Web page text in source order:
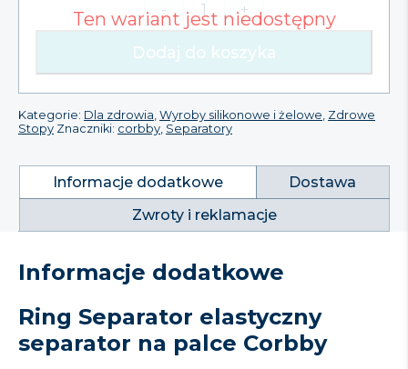
ilość
Ring
Separator
elastyczny
palce
Corbby
- +
Dodaj do koszyka
Kategorie: Dla zdrowia Wyroby silikonowe i żelowe Zdrowe
Stopy Znaczniki: corbby Separatory
Informacje dodatkowe
Dostawa
Zwroty i reklamacje
Informacje dodatkowe
Ring Separator elastyczny
separator na palce Corbby